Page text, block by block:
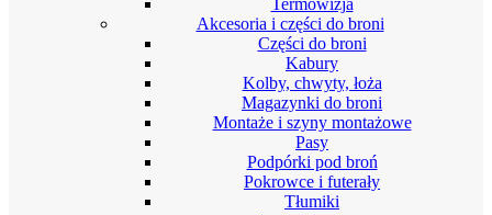
Termowizja
Akcesoria i części do broni
Części do broni
Kabury
Kolby, chwyty, łoża
Magazynki do broni
Montaże i szyny montażowe
Pasy
Podpórki pod broń
Pokrowce i futerały
Tłumiki